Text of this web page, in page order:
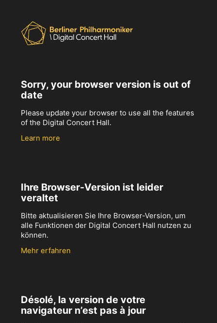
Sorry, your browser version is out of
date
Please update your browser to use all the features
of the Digital Concert Hall.
Learn more
Ihre Browser-Version ist leider
veraltet
Bitte aktualisieren Sie Ihre Browser-Version, um
alle Funktionen der Digital Concert Hall nutzen zu
können.
Mehr erfahren
Désolé, la version de votre
navigateur n’est pas à jour